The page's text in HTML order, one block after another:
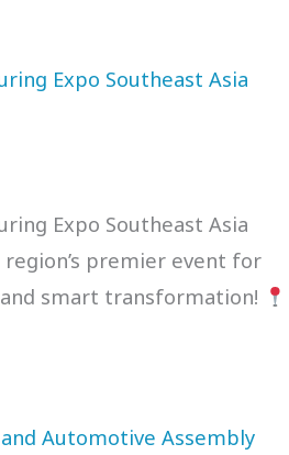
Expo Southeast Asia
Expo Southeast Asia
region’s premier event for
smart transformation!
Automotive Assembly